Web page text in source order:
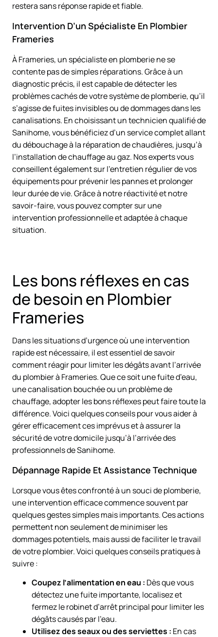
restera sans réponse rapide et fiable.
Intervention D’un Spécialiste En Plombier
Frameries
À Frameries, un spécialiste en plomberie ne se
contente pas de simples réparations. Grâce à un
diagnostic précis, il est capable de détecter les
problèmes cachés de votre système de plomberie, qu’il
s’agisse de fuites invisibles ou de dommages dans les
canalisations. En choisissant un technicien qualifié de
Sanihome, vous bénéficiez d’un service complet allant
du débouchage à la réparation de chaudières, jusqu’à
l’installation de chauffage au gaz. Nos experts vous
conseillent également sur l’entretien régulier de vos
équipements pour prévenir les pannes et prolonger
leur durée de vie. Grâce à notre réactivité et notre
savoir-faire, vous pouvez compter sur une
intervention professionnelle et adaptée à chaque
situation.
Les bons réflexes en cas
de besoin en Plombier
Frameries
Dans les situations d’urgence où une intervention
rapide est nécessaire, il est essentiel de savoir
comment réagir pour limiter les dégâts avant l’arrivée
du plombier à Frameries. Que ce soit une fuite d’eau,
une canalisation bouchée ou un problème de
chauffage, adopter les bons réflexes peut faire toute la
différence. Voici quelques conseils pour vous aider à
gérer efficacement ces imprévus et à assurer la
sécurité de votre domicile jusqu’à l’arrivée des
professionnels de Sanihome.
Dépannage Rapide Et Assistance Technique
Lorsque vous êtes confronté à un souci de plomberie,
une intervention efficace commence souvent par
quelques gestes simples mais importants. Ces actions
permettent non seulement de minimiser les
dommages potentiels, mais aussi de faciliter le travail
de votre plombier. Voici quelques conseils pratiques à
suivre :
Coupez l’alimentation en eau : Dès que vous
détectez une fuite importante, localisez et
fermez le robinet d’arrêt principal pour limiter les
dégâts causés par l’eau.
Utilisez des seaux ou des serviettes : En cas